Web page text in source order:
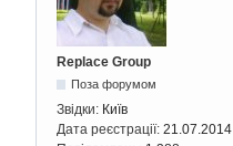
Replace Group
Поза форумом
Звідки: Київ
Дата реєстрації: 21.07.2014